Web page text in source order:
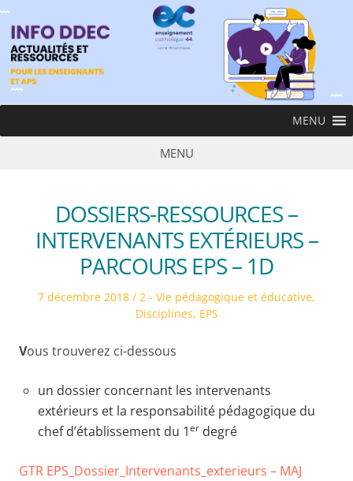
Skip
to
content
InfoDDEC
Ens
MENU
MENU
DOSSIERS-RESSOURCES –
INTERVENANTS EXTÉRIEURS –
PARCOURS EPS – 1D
Posted
7 décembre 2018
Posted
in
2 - Vie pédagogique et éducative,
Disciplines, EPS
Vous trouverez ci-dessous
un dossier concernant les intervenants
extérieurs et la responsabilité pédagogique du
chef d’établissement du 1er degré
GTR EPS_Dossier_Intervenants_exterieurs – MAJ